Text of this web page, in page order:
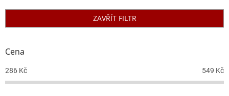
n
í
r
o
d
u
ZAVŘÍT FILTR
Cena
286 Kč 549 Kč